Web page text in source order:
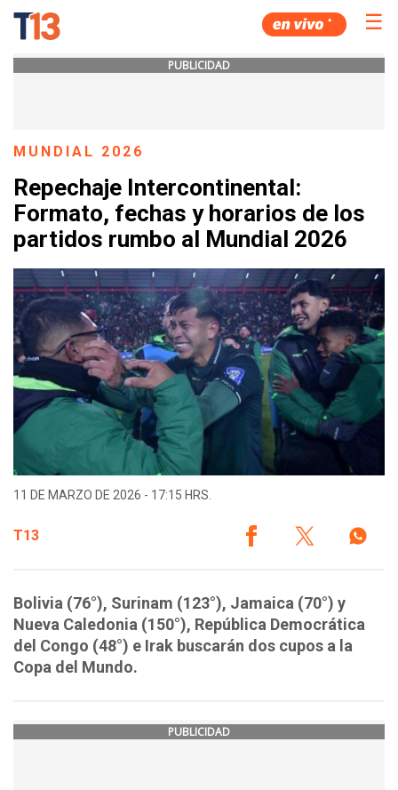
☰
PUBLICIDAD
MUNDIAL 2026
Repechaje Intercontinental:
Formato, fechas y horarios de los
partidos rumbo al Mundial 2026
11 DE MARZO DE 2026 - 17:15 HRS.
T13
Bolivia (76°), Surinam (123°), Jamaica (70°) y
Nueva Caledonia (150°), República Democrática
del Congo (48°) e Irak buscarán dos cupos a la
Copa del Mundo.
PUBLICIDAD